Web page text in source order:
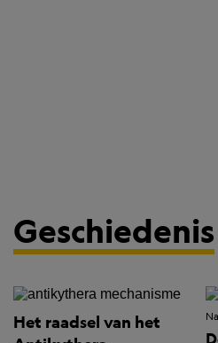
Geschiedenis
Het raadsel van het